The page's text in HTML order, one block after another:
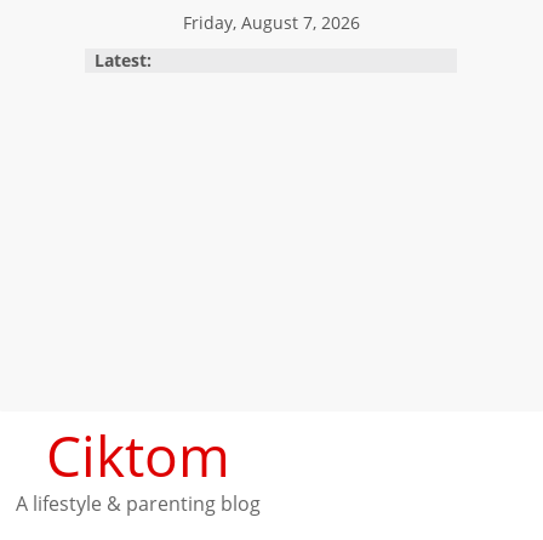
Friday, August 7, 2026
Latest:
Ciktom
A lifestyle & parenting blog